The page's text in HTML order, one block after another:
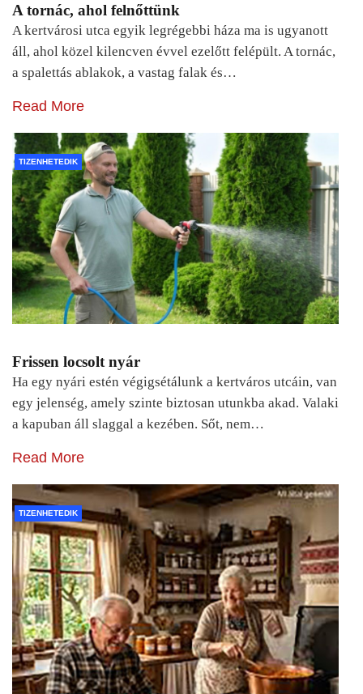
A tornác, ahol felnőttünk
A kertvárosi utca egyik legrégebbi háza ma is ugyanott
áll, ahol közel kilencven évvel ezelőtt felépült. A tornác,
a spalettás ablakok, a vastag falak és…
Read More
TIZENHETEDIK
Frissen locsolt nyár
Ha egy nyári estén végigsétálunk a kertváros utcáin, van
egy jelenség, amely szinte biztosan utunkba akad. Valaki
a kapuban áll slaggal a kezében. Sőt, nem…
Read More
TIZENHETEDIK